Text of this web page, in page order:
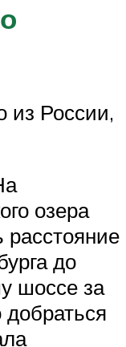
из России,
озера
расстояние
до
шоссе за